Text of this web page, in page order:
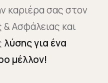
καριέρα σας στον
Ασφάλειας και
λύσης για ένα
μέλλον!